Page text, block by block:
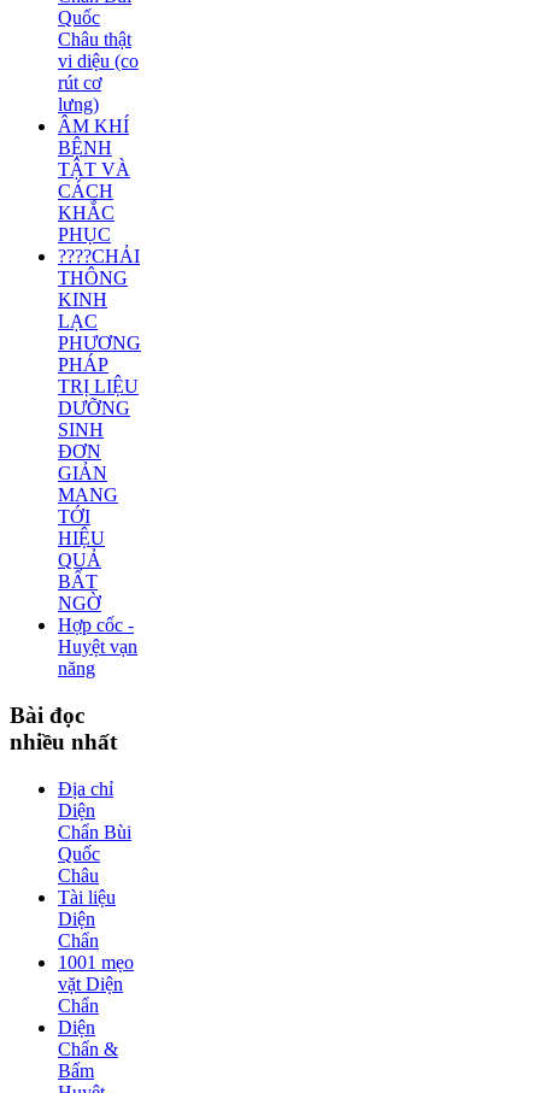
Quốc
Châu thật
vi diệu (co
rút cơ
lưng)
ÂM KHÍ
BỆNH
TẬT VÀ
CÁCH
KHẮC
PHỤC
????CHẢI
THÔNG
KINH
LẠC
PHƯƠNG
PHÁP
TRỊ LIỆU
DƯỠNG
SINH
ĐƠN
GIẢN
MANG
TỚI
HIỆU
QUẢ
BẤT
NGỜ
Hợp cốc -
Huyệt vạn
năng
Bài đọc
nhiều nhất
Địa chỉ
Diện
Chẩn Bùi
Quốc
Châu
Tài liệu
Diện
Chẩn
1001 mẹo
vặt Diện
Chẩn
Diện
Chẩn &
Bấm